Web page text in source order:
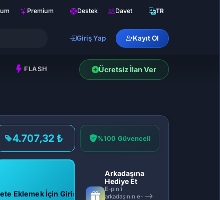
Premium Destek Davet TR
Giriş Yap Kayıt Ol
FLASH Ücretsiz İlan Ver
4.707,32 ₺ %100 Güvenceli
Eklemek İçin Giriş Yap
Arkadaşına
Hediye Et
E-pin'i
arkadaşının e-